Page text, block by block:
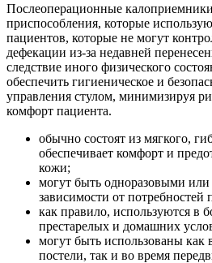
Послеоперационные
приспособления, которые
пациентов, которые не могут
дефекации из-за недавней
следствие иного физического
обеспечить гигиеническое и
управления стулом, минимизируя
комфорт пациента.
обычно состоят из мягкого,
обеспечивает комфорт и
кожи;
могут быть одноразовыми
зависимости от потребностей
как правило, используются в
престарелых и домашних
могут быть использованы как
постели, так и во время